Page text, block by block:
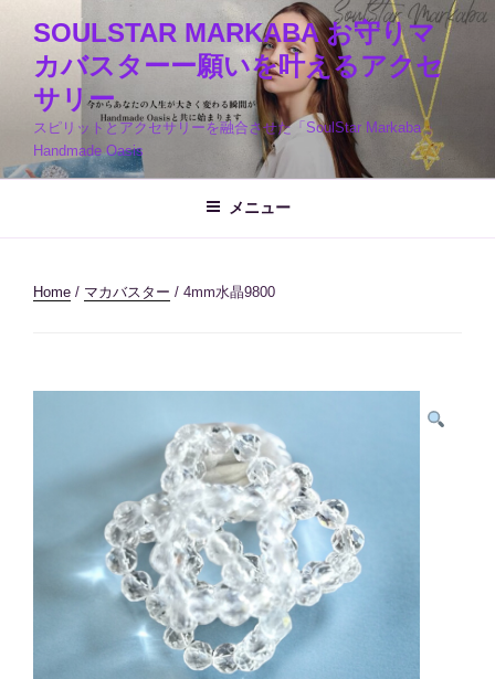
ス
SOULSTAR MARKABA お守りマ
カバスターー願いを叶えるアクセ
サリー
スピリットとアクセサリーを融合させた「SoulStar Markaba 」
Handmade Oasis
メニュー
Home / マカバスター / 4mm水晶9800